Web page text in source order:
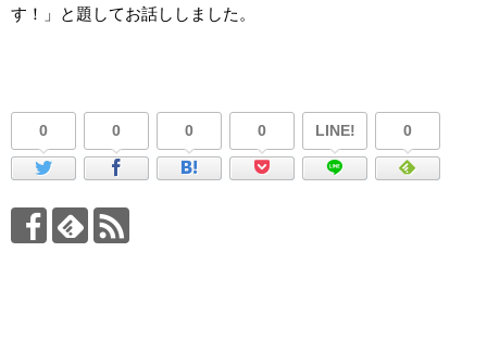
す！」と題してお話ししました。
0 0 0 0 LINE! 0